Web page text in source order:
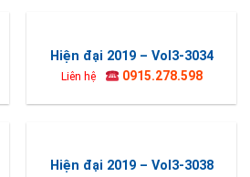
Hiện đại 2019 – Vol3-3034
Liên hệ 0915.278.598
Hiện đại 2019 – Vol3-3038